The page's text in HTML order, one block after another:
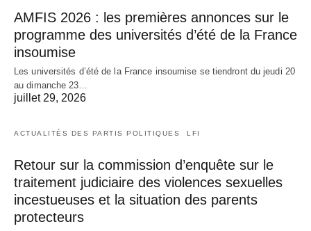
AMFIS 2026 : les premières annonces sur le
programme des universités d’été de la France
insoumise
Les universités d’été de la France insoumise se tiendront du jeudi 20
au dimanche 23…
juillet 29, 2026
ACTUALITÉS DES PARTIS POLITIQUES LFI
Retour sur la commission d’enquête sur le
traitement judiciaire des violences sexuelles
incestueuses et la situation des parents
protecteurs